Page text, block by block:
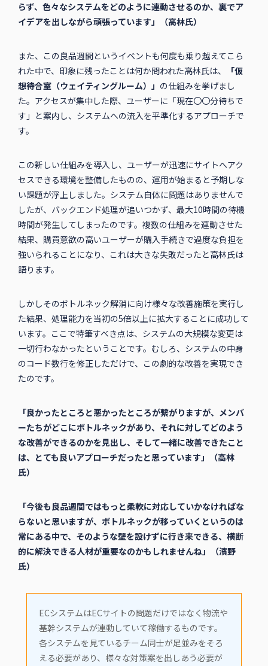
らず、色々なシステムをどのように連動させるのか、裏でア
イデアを出しながら頑張っています」（高林氏）
また、この良品週間というイベントも何度も乗り越えてこら
れた中で、印象に残ったことは何か問われた高林氏は、
「仮
想待合室（ウェイティングルーム）」 の仕組みを挙げまし
た。アクセスが集中した際、ユーザーに「現在〇〇分待ちで
す」と案内し、システムへの流入を平準化するアプローチで
す。
この新しい仕組みを導入し、ユーザーが迅速にサイトへアク
セスできる環境を整備したものの、運用が始まると予期しな
い課題が浮上しました。システム自体に問題はありませんで
したが、バックエンド処理が追いつかず、最大10時間の待機
時間が発生してしまったのです。複数の仕組みを連動させた
結果、購買意欲の高いユーザーが購入手続きで過度な負担を
強いられることになり、これは大きな失敗だったと高林氏は
語ります。
しかしそのボトルネック解消に向け様々な改善施策を実行し
た結果、処理能力を当初の5倍以上に拡大することに成功して
います。ここで特筆すべき点は、システムの大規模な変更は
一切行わなかったということです。むしろ、システムの中身
のコード数行を修正しただけで、この劇的な改善を実現でき
たのです。
「良かったところと悪かったところが繋がりますが、メンバ
ーたちがどこにボトルネックがあり、それに対してどのよう
な改善ができるのかを見出し、そして一緒に改善できたこと
は、とても良いアプローチだったと思っています」（高林
氏）
「今後も良品週間ではもっと柔軟に対応していかなければな
らないと思いますが、ボトルネックが移っていくというのは
常にある中で、そのような壁を設けずに行き来できる、横断
的に解決できる人材が重要なのかもしれませんね」（濱野
氏）
ECシステムはECサイトの問題だけではなく物流や
基幹システムが連動していて稼働するものです。
各システムを見ているチーム同士が足並みをそろ
える必要があり、様々な対策案を出しあう必要が